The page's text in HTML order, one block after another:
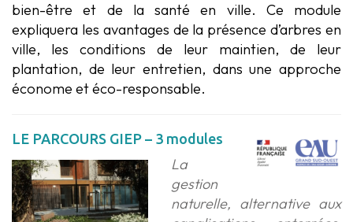
bien-être et de la santé en ville. Ce module
expliquera les avantages de la présence d’arbres en
ville, les conditions de leur maintien, de leur
plantation, de leur entretien, dans une approche
économe et éco-responsable.
LE PARCOURS GIEP – 3 modules
La
gestion
naturelle, alternative aux